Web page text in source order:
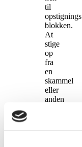
til
opstignings
blokken.
At
stige
op
fra
en
skammel
eller
anden